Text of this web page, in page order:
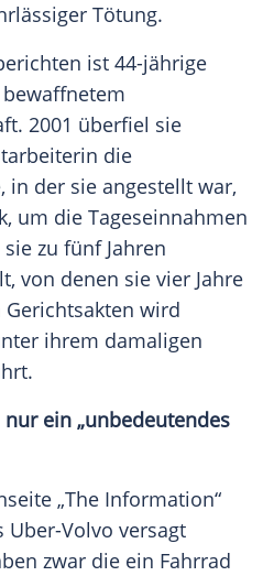
Tötung.
ist 44-jährige
bewaffnetem
2001 überfiel sie
die
in der sie angestellt war,
um die Tageseinnahmen
zu fünf Jahren
von denen sie vier Jahre
wird
ihrem damaligen
ein „unbedeutendes
„The Information“
Uber-Volvo versagt
zwar die ein Fahrrad